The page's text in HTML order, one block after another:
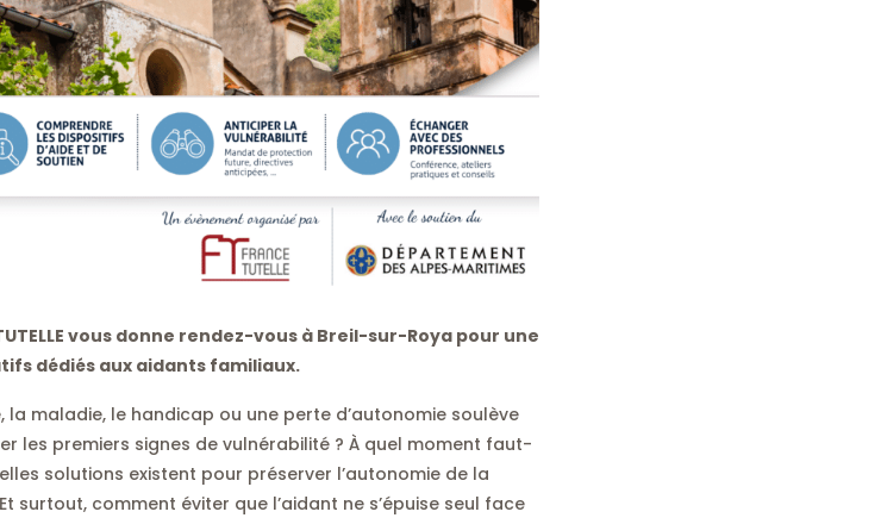
vous donne rendez-vous à Breil-sur-Roya pour une
dédiés aux aidants familiaux.
maladie, le handicap ou une perte d’autonomie soulève
les premiers signes de vulnérabilité ? À quel moment faut-
solutions existent pour préserver l’autonomie de la
surtout, comment éviter que l’aidant ne s’épuise seul face